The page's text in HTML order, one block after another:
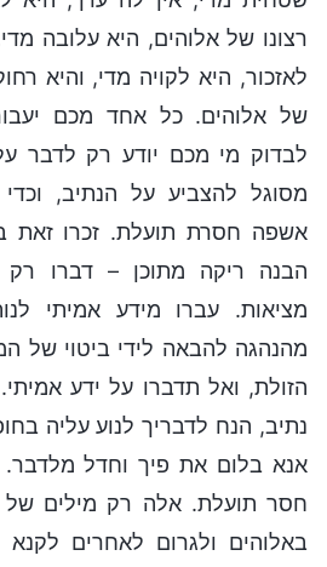
רצונו של אלוהים, היא עלובה
לאזכור, היא לקויה מדי, והיא
של אלוהים. כל אחד מכם
לבדוק מי מכם יודע רק לדבר
מסוגל להצביע על הנתיב,
אשפה חסרת תועלת. זכרו זאת
הבנה ריקה מתוכן – דברו רק
מציאות. עברו מידע אמיתי
מהנהגה להבאה לידי ביטוי של
הזולת, ואל תדברו על ידע
נתיב, הנח לדבריך לנוע עליה
אנא בלום את פיך וחדל
חסר תועלת. אלה רק מילים של
באלוהים ולגרום לאחרים